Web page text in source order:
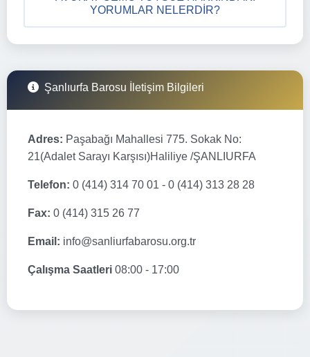
YORUMLAR NELERDIR?
Şanlıurfa Barosu İletişim Bilgileri
Adres: Paşabağı Mahallesi 775. Sokak No:
21(Adalet Sarayı Karşısı)Haliliye /ŞANLIURFA
Telefon: 0 (414) 314 70 01 - 0 (414) 313 28 28
Fax: 0 (414) 315 26 77
Email: info@sanliurfabarosu.org.tr
Çalışma Saatleri 08:00 - 17:00